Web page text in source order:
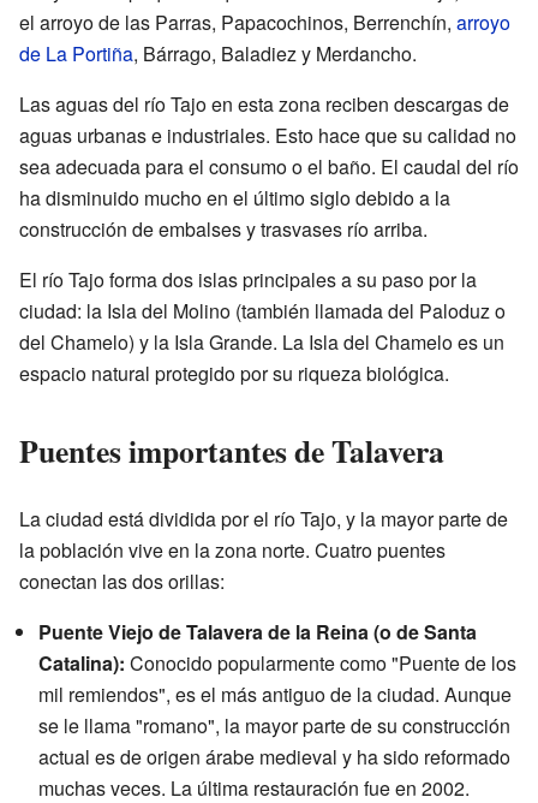
el arroyo de las Parras, Papacochinos, Berrenchín, arroyo
de La Portiña, Bárrago, Baladiez y Merdancho.
Las aguas del río Tajo en esta zona reciben descargas de
aguas urbanas e industriales. Esto hace que su calidad no
sea adecuada para el consumo o el baño. El caudal del río
ha disminuido mucho en el último siglo debido a la
construcción de embalses y trasvases río arriba.
El río Tajo forma dos islas principales a su paso por la
ciudad: la Isla del Molino (también llamada del Paloduz o
del Chamelo) y la Isla Grande. La Isla del Chamelo es un
espacio natural protegido por su riqueza biológica.
Puentes importantes de Talavera
La ciudad está dividida por el río Tajo, y la mayor parte de
la población vive en la zona norte. Cuatro puentes
conectan las dos orillas:
Puente Viejo de Talavera de la Reina (o de Santa
Catalina): Conocido popularmente como "Puente de los
mil remiendos", es el más antiguo de la ciudad. Aunque
se le llama "romano", la mayor parte de su construcción
actual es de origen árabe medieval y ha sido reformado
muchas veces. La última restauración fue en 2002.